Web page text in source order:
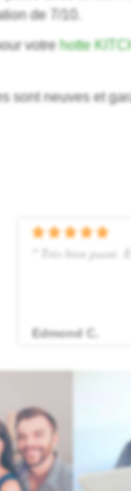
de 7/10.
votre hotte
sont neuves et